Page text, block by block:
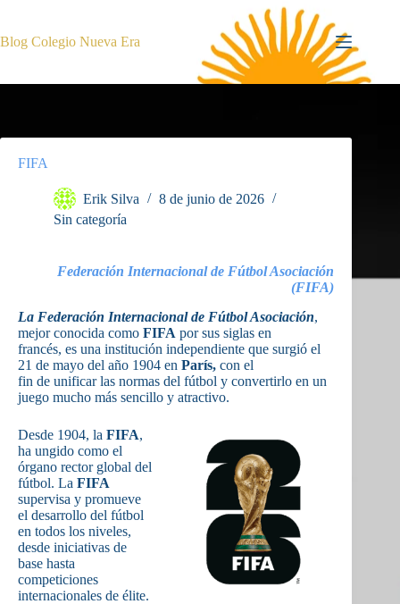
contenido
Blog Colegio Nueva Era
FIFA
Erik Silva
8 de junio de 2026
Sin categoría
Federación Internacional de Fútbol Asociación
(FIFA)
La Federación Internacional de Fútbol Asociación,
mejor conocida como FIFA por sus siglas en
francés, es una institución independiente que surgió el
21 de mayo del año 1904 en París, con el
fin de unificar las normas del fútbol y convertirlo en un
juego mucho más sencillo y atractivo.
Desde 1904, la FIFA,
ha ungido como el
órgano rector global del
fútbol. La FIFA
supervisa y promueve
el desarrollo del fútbol
en todos los niveles,
desde iniciativas de
base hasta
competiciones
internacionales de élite.